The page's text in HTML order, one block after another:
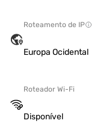
Roteamento de IP
Europa Ocidental
Roteador Wi-Fi
Disponível